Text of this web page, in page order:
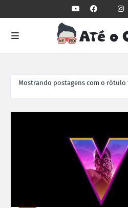
Mostrando postagens com o rótulo